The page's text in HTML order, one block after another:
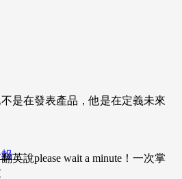
是在發表產品，他是在定義未來
英說please wait a minute！一次掌